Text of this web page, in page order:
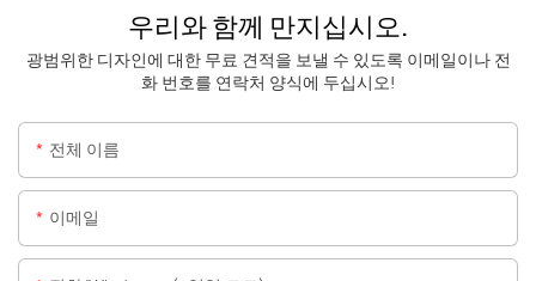
우리와 함께 만지십시오.
광범위한 디자인에 대한 무료 견적을 보낼 수 있도록 이메일이나 전
화 번호를 연락처 양식에 두십시오!
전체 이름
이메일